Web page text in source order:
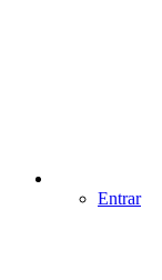
Entrar